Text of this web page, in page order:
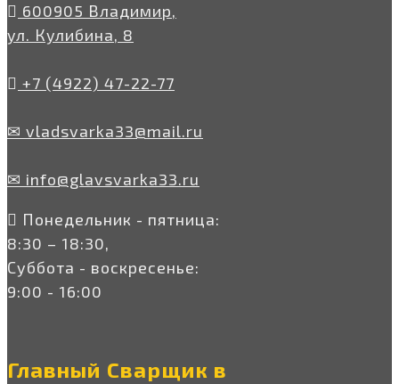
600905 Владимир,
ул. Кулибина, 8
+7 (4922) 47-22-77
✉ vladsvarka33@mail.ru
✉ info@glavsvarka33.ru
Понедельник - пятница:
8:30 – 18:30,
Суббота - воскресенье:
9:00 - 16:00
Главный Сварщик в